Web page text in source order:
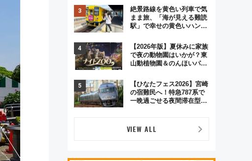
とめ
絶景路線を黄色い列車で気
まま旅、「海が見える難読
駅」で幸せの黄色いハンカ
とり旅」279回目の舞台は
「島原鉄道」
【2026年版】夏休みに家族
で夜の動物園はいかが？東
山動植物園＆のんほいパー
【ひなたフェス2026】宮崎
の宿難民へ！特急787系で
一晩過ごせる夜間滞在型イ
VIEW ALL